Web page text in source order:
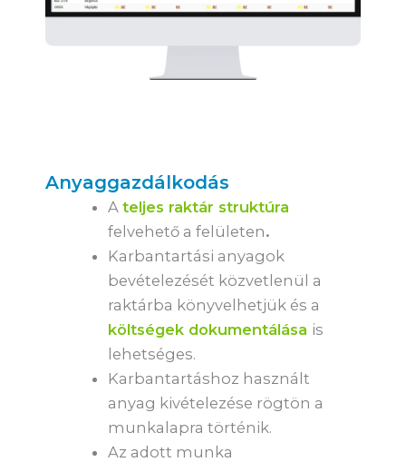
Anyaggazdálkodás
Ateljes raktár struktúra
felvehető a felületen.
Karbantartási anyagok
bevételezését közvetlenül a
raktárba könyvelhetjük és a
költségek dokumentálása is
lehetséges.
Karbantartáshoz használt
anyag kivételezése rögtön a
munkalapra történik.
Az adott munka